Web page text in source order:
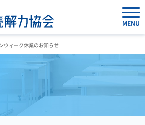
MENU
ウィーク休業のお知らせ